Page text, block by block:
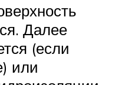
Далее
(если
или